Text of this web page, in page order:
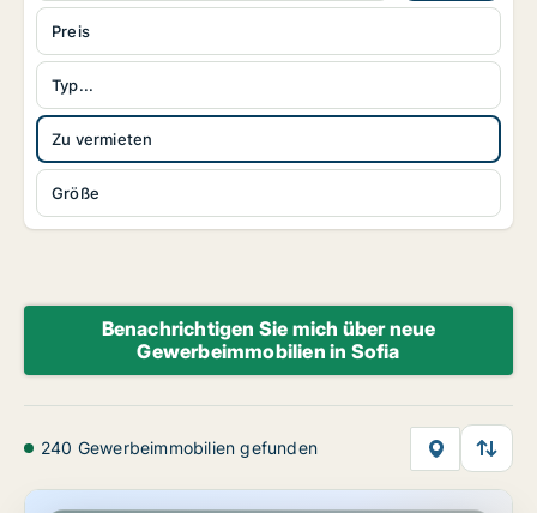
Typ...
Zu vermieten
Größe
Preis
Benachrichtigen Sie mich über neue
Gewerbeimmobilien in Sofia
240 Gewerbeimmobilien gefunden
Büro in Sofia Sredets, Sofia